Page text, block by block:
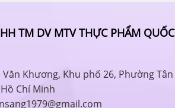
TM DV MTV THỰC PHẨM QUỐC
Văn Khương, Khu phố 26, Phường Tân
Chí Minh